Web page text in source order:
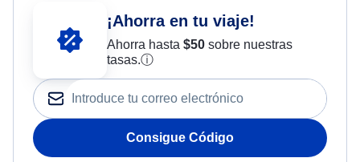
¡Ahorra en tu viaje!
Ahorra hasta $50sobre nuestras
tasas.ⓘ
Consigue Código